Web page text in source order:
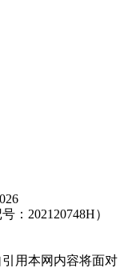
：202120748H）
用本网内容将面对